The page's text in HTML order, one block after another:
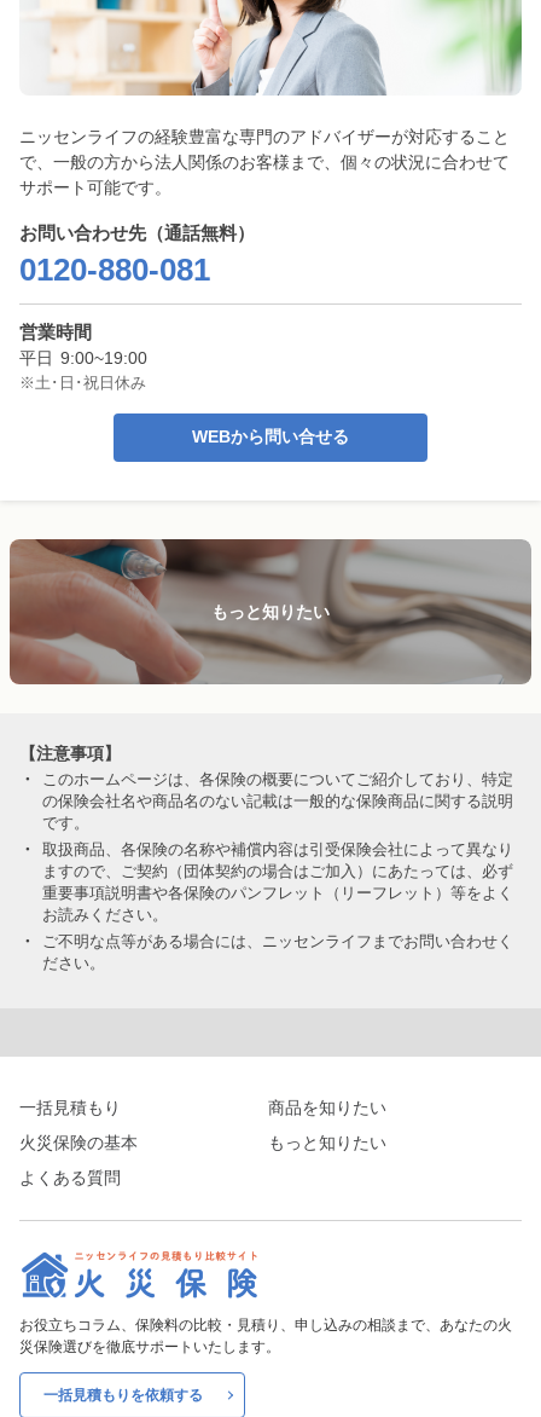
ニッセンライフの経験豊富な専門のアドバイザーが対応すること
で、一般の方から法人関係のお客様まで、個々の状況に合わせて
サポート可能です。
お問い合わせ先（通話無料）
0120-880-081
営業時間
平日 9:00~19:00
※土･日･祝日休み
WEBから問い合せる
もっと知りたい
【注意事項】
・
このホームページは、各保険の概要についてご紹介しており、特定
の保険会社名や商品名のない記載は一般的な保険商品に関する説明
です。
・
取扱商品、各保険の名称や補償内容は引受保険会社によって異なり
ますので、ご契約（団体契約の場合はご加入）にあたっては、必ず
重要事項説明書や各保険のパンフレット（リーフレット）等をよく
お読みください。
・
ご不明な点等がある場合には、ニッセンライフまでお問い合わせく
ださい。
お役立ちコラム、保険料の比較・見積り、申し込みの相談まで、あなたの火
災保険選びを徹底サポートいたします。
一括見積もりを依頼する
一括見積もり
商品を知りたい
火災保険の基本
もっと知りたい
よくある質問